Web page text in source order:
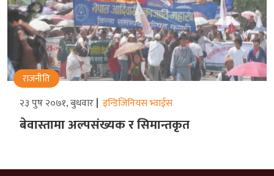
राजनीति
२३ पुष २०७१, बुधवार इन्डिजिनियस भ्वाईस
बेवास्तामा अल्पसंख्यक र सिमान्तकृत